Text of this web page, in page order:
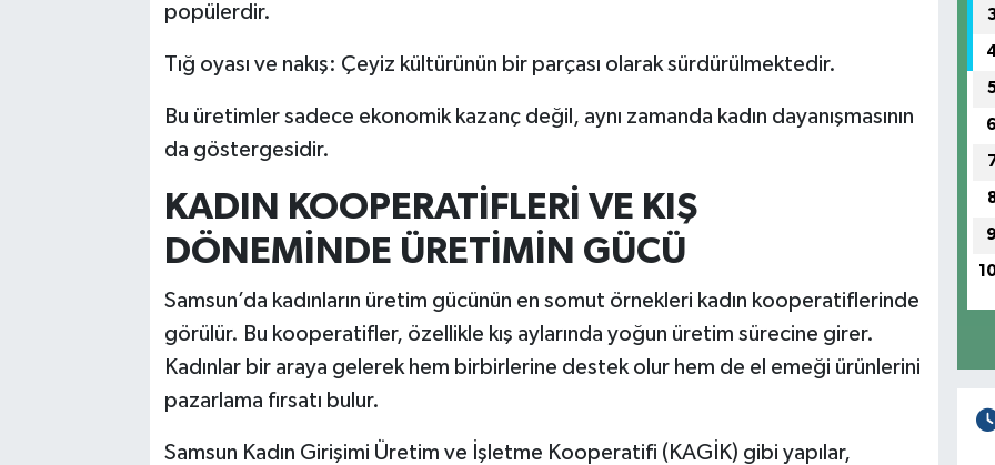
popülerdir.
Tığ oyası ve nakış: Çeyiz kültürünün bir parçası olarak sürdürülmektedir.
Bu üretimler sadece ekonomik kazanç değil, aynı zamanda kadın dayanışmasının
da göstergesidir.
KADIN KOOPERATİFLERİ VE KIŞ
DÖNEMİNDE ÜRETİMİN GÜCÜ
Samsun’da kadınların üretim gücünün en somut örnekleri kadın kooperatiflerinde
görülür. Bu kooperatifler, özellikle kış aylarında yoğun üretim sürecine girer.
Kadınlar bir araya gelerek hem birbirlerine destek olur hem de el emeği ürünlerini
pazarlama fırsatı bulur.
Samsun Kadın Girişimi Üretim ve İşletme Kooperatifi (KAGİK) gibi yapılar,
6
9